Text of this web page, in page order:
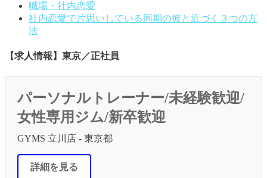
職場・社内恋愛
社内恋愛で片思いしている同期の彼と近づく３つの方
法
【求人情報】東京／正社員
パーソナルトレーナー/未経験歓迎/
女性専用ジム/新卒歓迎
GYMS 立川店 - 東京都
詳細を見る